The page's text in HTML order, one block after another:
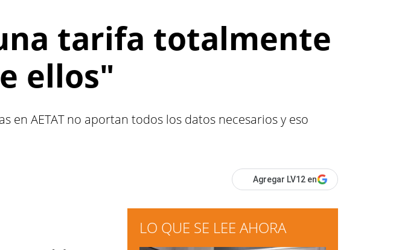
tarifa totalmente
ellos"
en AETAT no aportan todos los datos necesarios y eso
Agregar LV12 en
LO QUE SE LEE AHORA